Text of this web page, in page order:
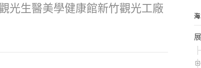
光生醫美學健康館新竹觀光工廠